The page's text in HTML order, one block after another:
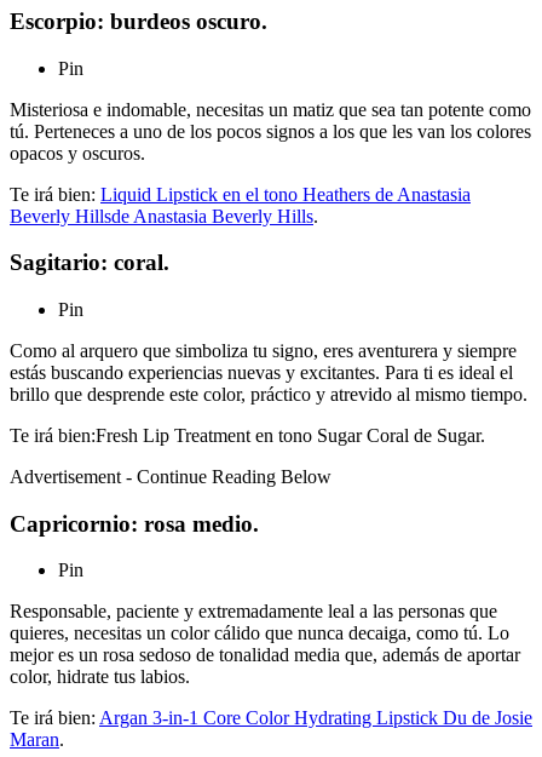
Escorpio: burdeos oscuro.
Pin
Misteriosa e indomable, necesitas un matiz que sea tan potente como
tú. Perteneces a uno de los pocos signos a los que les van los colores
opacos y oscuros.
Te irá bien: Liquid Lipstick en el tono Heathers de Anastasia
Beverly Hillsde Anastasia Beverly Hills.
Sagitario: coral.
Pin
Como al arquero que simboliza tu signo, eres aventurera y siempre
estás buscando experiencias nuevas y excitantes. Para ti es ideal el
brillo que desprende este color, práctico y atrevido al mismo tiempo.
Te irá bien:Fresh Lip Treatment en tono Sugar Coral de Sugar.
Advertisement - Continue Reading Below
Capricornio: rosa medio.
Pin
Responsable, paciente y extremadamente leal a las personas que
quieres, necesitas un color cálido que nunca decaiga, como tú. Lo
mejor es un rosa sedoso de tonalidad media que, además de aportar
color, hidrate tus labios.
Te irá bien: Argan 3-in-1 Core Color Hydrating Lipstick Du de Josie
Maran.